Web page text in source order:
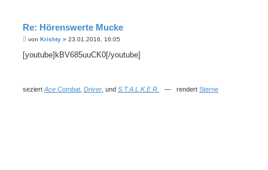
Re: Hörenswerte Mucke
B
i
t
von Krishty » 23.01.2016, 16:05
[youtube]kBV685uuCK0[/youtube]
seziert Ace Combat, Driver , und S.T.A.L.K.E.R. — rendert Sterne